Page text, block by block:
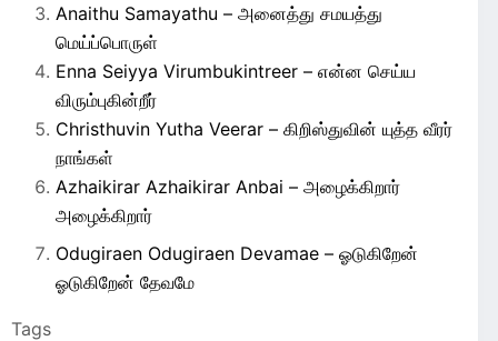
Anaithu Samayathu – அனைத்து சமயத்து
மெய்ப்பொருள்
Enna Seiyya Virumbukintreer – என்ன செய்ய
விரும்புகின்றீர்
Christhuvin Yutha Veerar – கிறிஸ்துவின் யுத்த வீரர்
நாங்கள்
Azhaikirar Azhaikirar Anbai – அழைக்கிறார்
அழைக்கிறார்
Odugiraen Odugiraen Devamae – ஓடுகிறேன்
ஓடுகிறேன் தேவமே
Tags